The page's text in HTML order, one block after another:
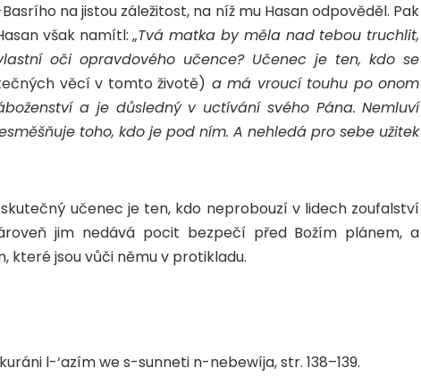
na jistou záležitost, na níž mu Hasan odpověděl. Pak
však namítl: „Tvá matka by měla nad tebou truchlit,
oči opravdového učence? Učenec je ten, kdo se
věcí v tomto životě) a má vroucí touhu po onom
a je důsledný v uctívání svého Pána. Nemluví
toho, kdo je pod ním. A nehledá pro sebe užitek
učenec je ten, kdo neprobouzí v lidech zoufalství
jim nedává pocit bezpečí před Božím plánem, a
které jsou vůči němu v protikladu.
l-‘azím we s-sunneti n-nebewíja, str. 138–139.